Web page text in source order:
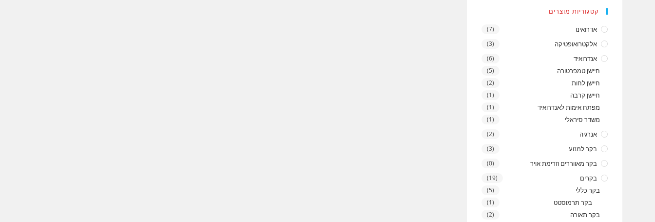
קטגוריות מוצרים
אדרואינו (7)
אלקטרואופטיקה (3)
אנדרואיד (6)
חיישן טמפרטורה (5)
חיישן לחות (2)
חיישן קרבה (1)
מפתח אימות לאנדרואיד (1)
משדר סיראלי (1)
אנרגיה (2)
בקר למנוע (3)
בקר מאווררים וזרימת אויר (0)
בקרים (19)
בקר כללי (5)
בקר תרמוסטט (1)
בקר תאורה (2)